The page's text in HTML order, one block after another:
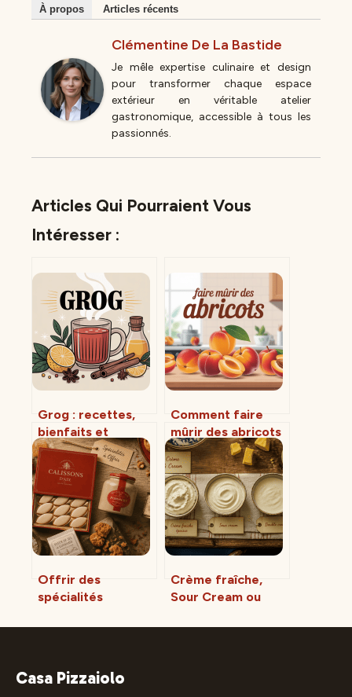
À propos Articles récents
Clémentine De La Bastide
Je mêle expertise culinaire et design
pour transformer chaque espace
extérieur en véritable atelier
gastronomique, accessible à tous les
passionnés.
Articles Qui Pourraient Vous
Intéresser :
Grog : recettes,
bienfaits et
précautions pour
en tirer le meilleur
Comment faire
mûrir des abricots
rapidement à la
maison
Offrir des
spécialités
idées authentiques
Crème fraîche,
Sour Cream ou
comment choisir la
Casa Pizzaiolo